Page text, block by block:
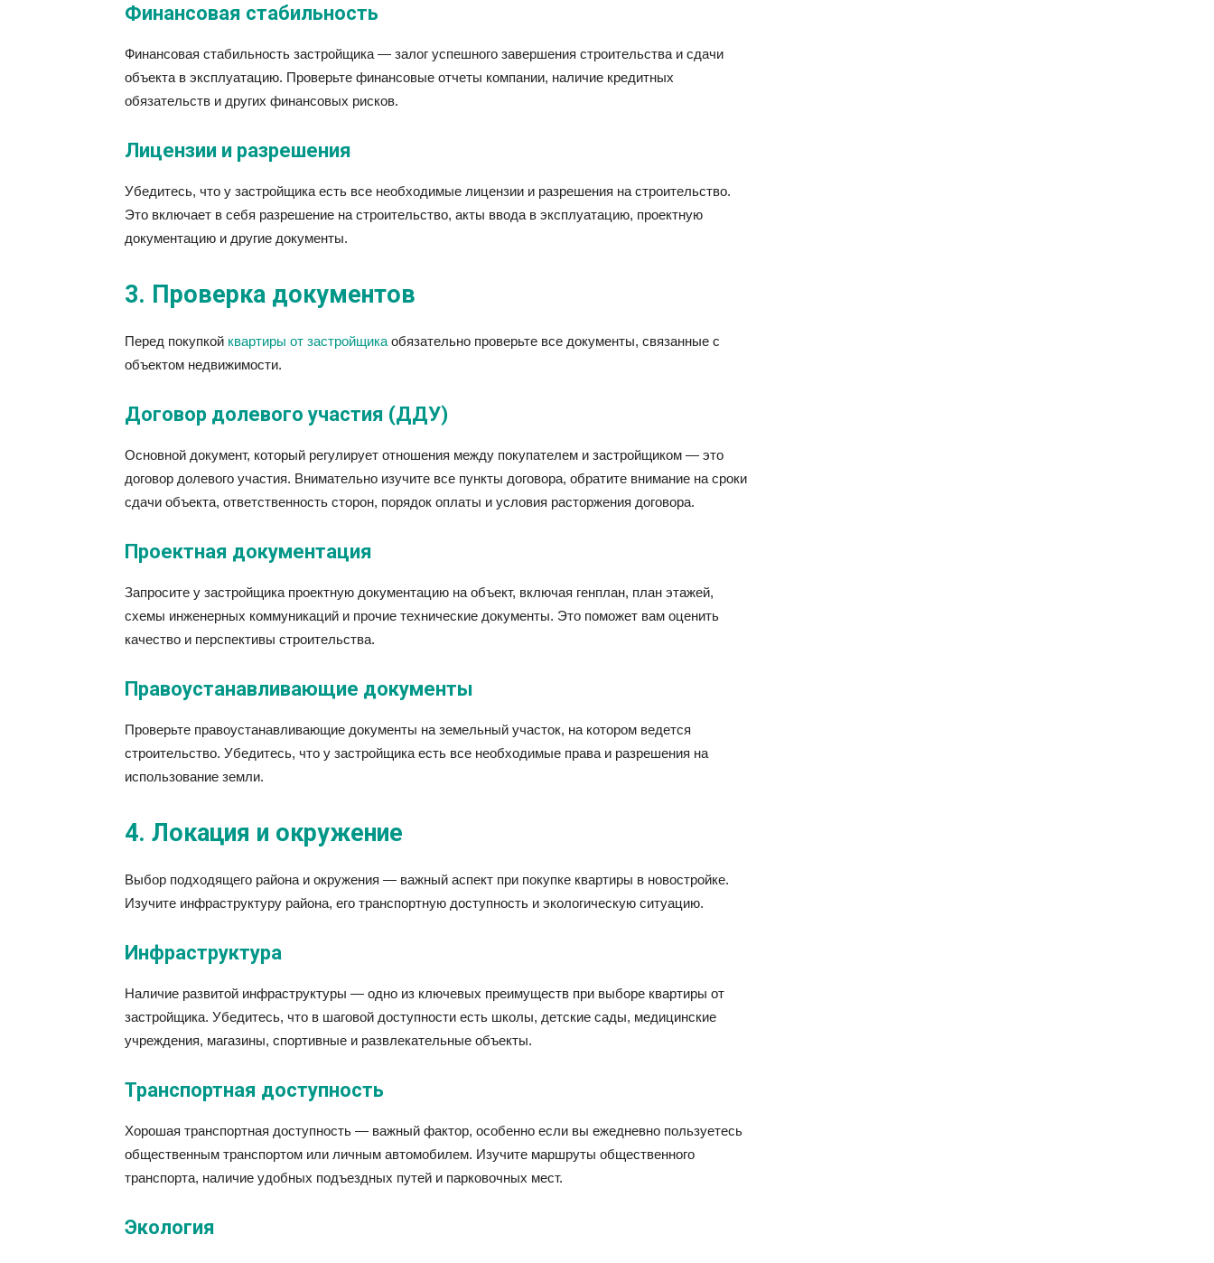
Финансовая стабильность
Финансовая стабильность застройщика — залог успешного завершения строительства и сдачи
объекта в эксплуатацию. Проверьте финансовые отчеты компании, наличие кредитных
обязательств и других финансовых рисков.
Лицензии и разрешения
Убедитесь, что у застройщика есть все необходимые лицензии и разрешения на строительство.
Это включает в себя разрешение на строительство, акты ввода в эксплуатацию, проектную
документацию и другие документы.
3. Проверка документов
Перед покупкой квартиры от застройщика обязательно проверьте все документы, связанные с
объектом недвижимости.
Договор долевого участия (ДДУ)
Основной документ, который регулирует отношения между покупателем и застройщиком — это
договор долевого участия. Внимательно изучите все пункты договора, обратите внимание на сроки
сдачи объекта, ответственность сторон, порядок оплаты и условия расторжения договора.
Проектная документация
Запросите у застройщика проектную документацию на объект, включая генплан, план этажей,
схемы инженерных коммуникаций и прочие технические документы. Это поможет вам оценить
качество и перспективы строительства.
Правоустанавливающие документы
Проверьте правоустанавливающие документы на земельный участок, на котором ведется
строительство. Убедитесь, что у застройщика есть все необходимые права и разрешения на
использование земли.
4. Локация и окружение
Выбор подходящего района и окружения — важный аспект при покупке квартиры в новостройке.
Изучите инфраструктуру района, его транспортную доступность и экологическую ситуацию.
Инфраструктура
Наличие развитой инфраструктуры — одно из ключевых преимуществ при выборе квартиры от
застройщика. Убедитесь, что в шаговой доступности есть школы, детские сады, медицинские
учреждения, магазины, спортивные и развлекательные объекты.
Транспортная доступность
Хорошая транспортная доступность — важный фактор, особенно если вы ежедневно пользуетесь
общественным транспортом или личным автомобилем. Изучите маршруты общественного
транспорта, наличие удобных подъездных путей и парковочных мест.
Экология